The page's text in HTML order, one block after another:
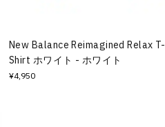
New Balance Reimagined Relax T-
Shirt ホワイト - ホワイト
¥4,950